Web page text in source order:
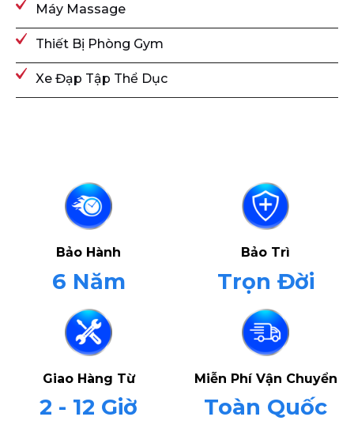
Máy Massage
Thiết Bị Phòng Gym
Xe Đạp Tập Thể Dục
Bảo Hành
6 Năm
Bảo Trì
Trọn Đời
Giao Hàng Từ
2 - 12 Giờ
Miễn Phí Vận Chuyển
Toàn Quốc